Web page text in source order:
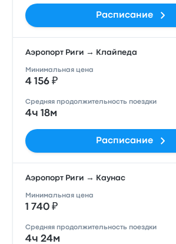
Расписание
Аэропорт Риги → Клайпеда
Минимальная цена
4 156 ₽
Средняя продолжительность поездки
4ч 18м
Расписание
Аэропорт Риги → Каунас
Минимальная цена
1 740 ₽
Средняя продолжительность поездки
4ч 24м